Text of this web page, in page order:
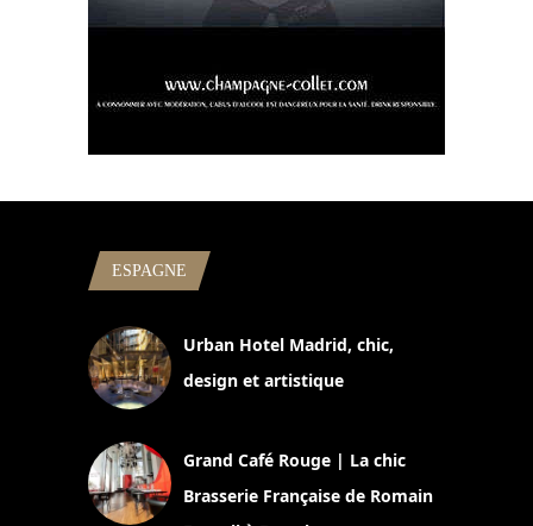
ESPAGNE
Urban Hotel Madrid, chic,
design et artistique
Grand Café Rouge | La chic
Brasserie Française de Romain